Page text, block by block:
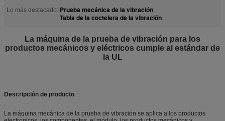
Lo más destacado: Prueba mecánica de la vibración,
Tabla de la coctelera de la vibración
La máquina de la prueba de vibración para los
productos mecánicos y eléctricos cumple al estándar de
la UL
Descripción de producto
La máquina mecánica de la prueba de vibración se aplica a los productos